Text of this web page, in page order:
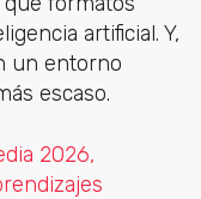
artificial. Y,
un entorno
escaso.
2026,